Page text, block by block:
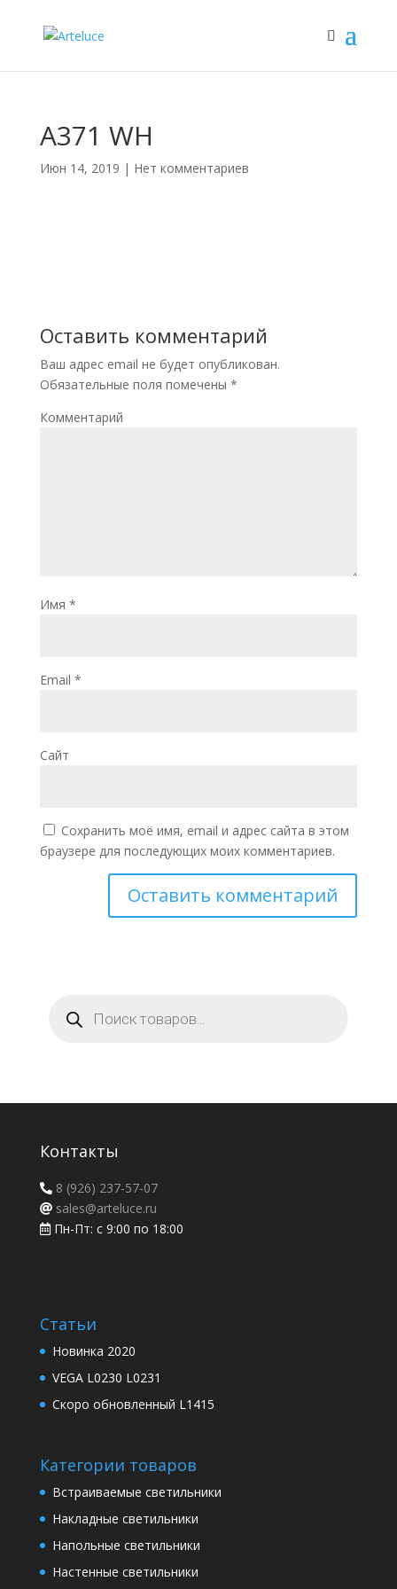
A371 WH
Июн 14, 2019 | Нет комментариев
Оставить комментарий
Ваш адрес email не будет опубликован.
Обязательные поля помечены *
Комментарий
Имя *
Email *
Сайт
Сохранить моё имя, email и адрес сайта в этом
браузере для последующих моих комментариев.
товаров
Контакты
8 (926) 237-57-07
sales@arteluce.ru
Пн-Пт: с 9:00 по 18:00
Статьи
Новинка 2020
VEGA L0230 L0231
Скоро обновленный L1415
Категории товаров
Встраиваемые светильники
Накладные светильники
Напольные светильники
Настенные светильники